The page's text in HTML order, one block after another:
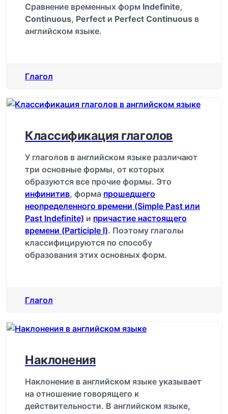
Сравнение временных форм Indefinite,
Continuous, Perfect и Perfect Continuous в
английском языке.
Глагол
Классификация глаголов
У глаголов в английском языке различают
три основные формы, от которых
образуются все прочие формы. Это
инфинитив, форма прошедшего
неопределенного времени (Simple Past или
Past Indefinite) и причастие настоящего
времени (Participle I). Поэтому глаголы
классифицируются по способу
образования этих основных форм.
Глагол
Наклонения
Наклонение в английском языке указывает
на отношение говорящего к
действительности. В английском языке,